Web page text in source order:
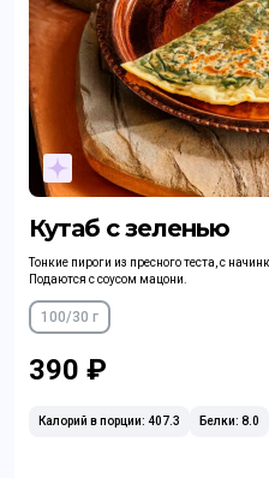
Кутаб с зеленью
Тонкие пироги из пресного теста, с
Подаются с соусом мацони.
100/30 г
390 ₽
Калорий в порции: 407.3 Белки: 8.0